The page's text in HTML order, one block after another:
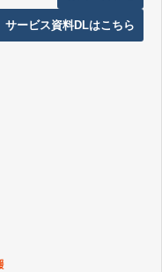
サービス資料DLはこちら